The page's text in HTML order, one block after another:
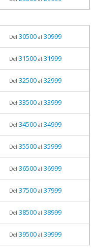
Del 30500al 30999
Del 31500al 31999
Del 32500al 32999
Del 33500al 33999
Del 34500al 34999
Del 35500al 35999
Del 36500al 36999
Del 37500al 37999
Del 38500al 38999
Del 39500al 39999